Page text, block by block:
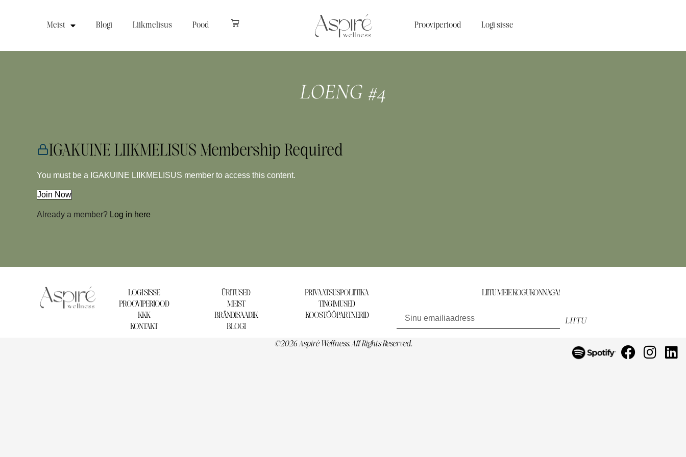
Meist Blogi Liikmelisus Pood Prooviperiood Logi sisse
LOENG #4
IGAKUINE LIIKMELISUS Membership Required
You must be a IGAKUINE LIIKMELISUS member to access this content.
Join Now
Already a member? Log in here
LOGI SISSE
PROOVIPERIOOD
KKK
KONTAKT
ÜRITUSED
MEIST
BRÄNDISAADIK
BLOGI
PRIVAATSUSPOLIITIKA
TINGIMUSED
KOOSTÖÖPARTNERID
LIITU MEIE KOGUKONNAGA!
LIITU
©2026 Aspiré Wellness. All Rights Reserved.